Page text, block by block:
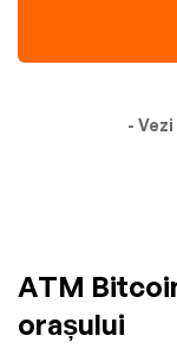
-
ATM
orașului